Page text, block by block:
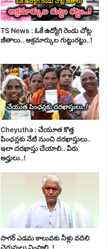
TS News : ఓకే ఉద్యోగి రెండు చోట్ల
జీతాలు.. అక్రమార్కుల గుట్టురట్టు..!
Cheyutha : చేయూత కొత్త
పింఛన్లకు నేటి నుంచి దరఖాస్తులు..
ఇలా దరఖాస్తు చేయాలి.. వీరు
అర్హులు..!
సాగర్ ఎడమ కాలువకు నీళ్లు వదిలి
చెరువులు నింపాలి..!